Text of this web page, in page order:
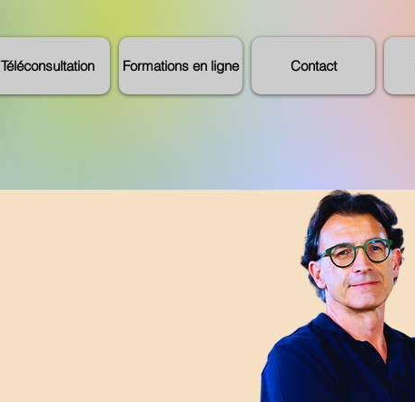
Téléconsultation Formations en ligne Contact